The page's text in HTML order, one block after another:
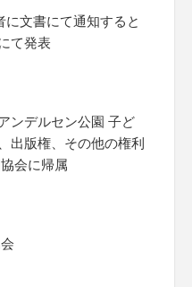
に文書にて通知すると
て発表
ンデルセン公園 子ど
出版権、その他の権利
会に帰属